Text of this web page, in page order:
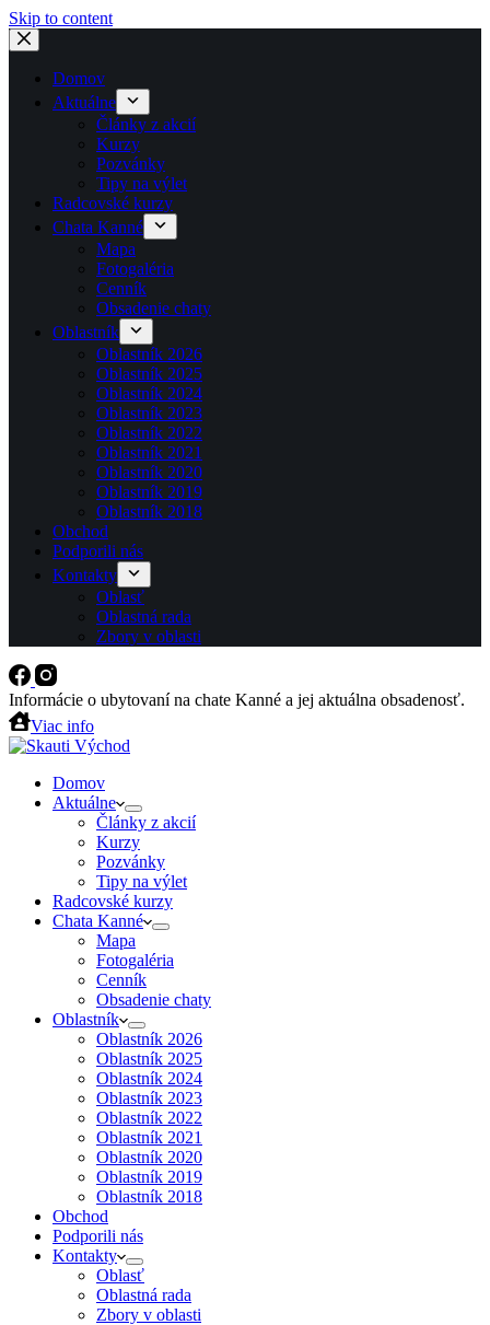
Skip to content
Domov
Aktuálne
Články z akcií
Kurzy
Pozvánky
Tipy na výlet
Radcovské kurzy
Chata Kanné
Mapa
Fotogaléria
Cenník
Obsadenie chaty
Oblastník
Oblastník 2026
Oblastník 2025
Oblastník 2024
Oblastník 2023
Oblastník 2022
Oblastník 2021
Oblastník 2020
Oblastník 2019
Oblastník 2018
Obchod
Podporili nás
Kontakty
Oblasť
Oblastná rada
Zbory v oblasti
Informácie o ubytovaní na chate Kanné a jej aktuálna obsadenosť.
Viac info
Domov
Aktuálne
Články z akcií
Kurzy
Pozvánky
Tipy na výlet
Radcovské kurzy
Chata Kanné
Mapa
Fotogaléria
Cenník
Obsadenie chaty
Oblastník
Oblastník 2026
Oblastník 2025
Oblastník 2024
Oblastník 2023
Oblastník 2022
Oblastník 2021
Oblastník 2020
Oblastník 2019
Oblastník 2018
Obchod
Podporili nás
Kontakty
Oblasť
Oblastná rada
Zbory v oblasti